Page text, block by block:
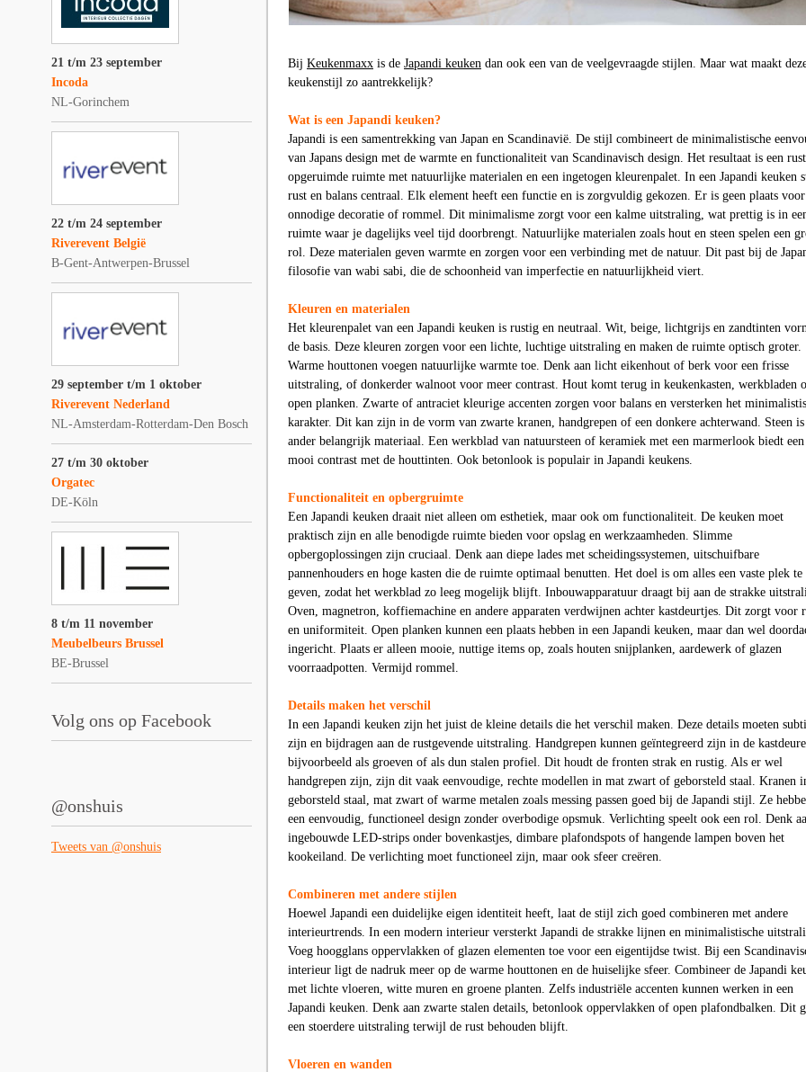
21 t/m 23 september
Incoda
NL-Gorinchem
22 t/m 24 september
Riverevent België
B-Gent-Antwerpen-Brussel
29 september t/m 1 oktober
Riverevent Nederland
NL-Amsterdam-Rotterdam-Den Bosch
27 t/m 30 oktober
Orgatec
DE-Köln
8 t/m 11 november
Meubelbeurs Brussel
BE-Brussel
Volg ons op Facebook
@onshuis
Tweets van @onshuis
Bij Keukenmaxx is de Japandi keuken dan ook een van de veelgevraagde stijlen. Maar wat maakt
keukenstijl zo aantrekkelijk?
Wat is een Japandi keuken?
Japandi is een samentrekking van Japan en Scandinavië. De stijl combineert de minimalistische
van Japans design met de warmte en functionaliteit van Scandinavisch design. Het resultaat is een
opgeruimde ruimte met natuurlijke materialen en een ingetogen kleurenpalet. In een Japandi keuken
rust en balans centraal. Elk element heeft een functie en is zorgvuldig gekozen. Er is geen plaats voor
onnodige decoratie of rommel. Dit minimalisme zorgt voor een kalme uitstraling, wat prettig is in
ruimte waar je dagelijks veel tijd doorbrengt. Natuurlijke materialen zoals hout en steen spelen een
rol. Deze materialen geven warmte en zorgen voor een verbinding met de natuur. Dit past bij de
filosofie van wabi sabi, die de schoonheid van imperfectie en natuurlijkheid viert.
Kleuren en materialen
Het kleurenpalet van een Japandi keuken is rustig en neutraal. Wit, beige, lichtgrijs en zandtinten
de basis. Deze kleuren zorgen voor een lichte, luchtige uitstraling en maken de ruimte optisch groter.
Warme houttonen voegen natuurlijke warmte toe. Denk aan licht eikenhout of berk voor een frisse
uitstraling, of donkerder walnoot voor meer contrast. Hout komt terug in keukenkasten, werkbladen
open planken. Zwarte of antraciet kleurige accenten zorgen voor balans en versterken het
karakter. Dit kan zijn in de vorm van zwarte kranen, handgrepen of een donkere achterwand. Steen is
ander belangrijk materiaal. Een werkblad van natuursteen of keramiek met een marmerlook biedt een
mooi contrast met de houttinten. Ook betonlook is populair in Japandi keukens.
Functionaliteit en opbergruimte
Een Japandi keuken draait niet alleen om esthetiek, maar ook om functionaliteit. De keuken moet
praktisch zijn en alle benodigde ruimte bieden voor opslag en werkzaamheden. Slimme
opbergoplossingen zijn cruciaal. Denk aan diepe lades met scheidingssystemen, uitschuifbare
pannenhouders en hoge kasten die de ruimte optimaal benutten. Het doel is om alles een vaste plek te
geven, zodat het werkblad zo leeg mogelijk blijft. Inbouwapparatuur draagt bij aan de strakke
Oven, magnetron, koffiemachine en andere apparaten verdwijnen achter kastdeurtjes. Dit zorgt voor
en uniformiteit. Open planken kunnen een plaats hebben in een Japandi keuken, maar dan wel
ingericht. Plaats er alleen mooie, nuttige items op, zoals houten snijplanken, aardewerk of glazen
voorraadpotten. Vermijd rommel.
Details maken het verschil
In een Japandi keuken zijn het juist de kleine details die het verschil maken. Deze details moeten
zijn en bijdragen aan de rustgevende uitstraling. Handgrepen kunnen geïntegreerd zijn in de
bijvoorbeeld als groeven of als dun stalen profiel. Dit houdt de fronten strak en rustig. Als er wel
handgrepen zijn, zijn dit vaak eenvoudige, rechte modellen in mat zwart of geborsteld staal. Kranen
geborsteld staal, mat zwart of warme metalen zoals messing passen goed bij de Japandi stijl. Ze
een eenvoudig, functioneel design zonder overbodige opsmuk. Verlichting speelt ook een rol. Denk
ingebouwde LED-strips onder bovenkastjes, dimbare plafondspots of hangende lampen boven het
kookeiland. De verlichting moet functioneel zijn, maar ook sfeer creëren.
Combineren met andere stijlen
Hoewel Japandi een duidelijke eigen identiteit heeft, laat de stijl zich goed combineren met andere
interieurtrends. In een modern interieur versterkt Japandi de strakke lijnen en minimalistische
Voeg hoogglans oppervlakken of glazen elementen toe voor een eigentijdse twist. Bij een
interieur ligt de nadruk meer op de warme houttonen en de huiselijke sfeer. Combineer de Japandi
met lichte vloeren, witte muren en groene planten. Zelfs industriële accenten kunnen werken in een
Japandi keuken. Denk aan zwarte stalen details, betonlook oppervlakken of open plafondbalken. Dit
een stoerdere uitstraling terwijl de rust behouden blijft.
Vloeren en wanden